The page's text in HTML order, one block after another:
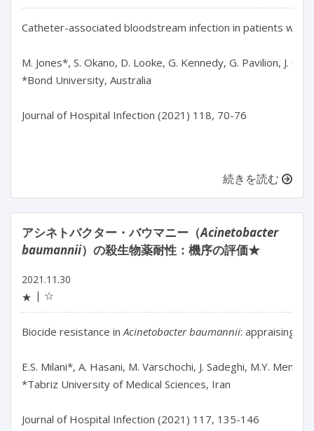
Catheter-associated bloodstream infection in patients with
M. Jones*, S. Okano, D. Looke, G. Kennedy, G. Pavilion, J.
*Bond University, Australia
Journal of Hospital Infection (2021) 118, 70-76
続きを読む
アシネトバクター・バウマニー（Acinetobacter
baumannii）の殺生物薬耐性：機序の評価★
2021.11.30
★
☆
Biocide resistance in Acinetobacter baumannii: appraising
E.S. Milani*, A. Hasani, M. Varschochi, J. Sadeghi, M.Y. Memar,
*Tabriz University of Medical Sciences, Iran
Journal of Hospital Infection (2021) 117, 135-146